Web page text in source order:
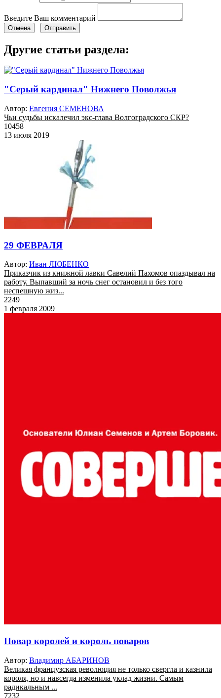
Введите Ваш комментарий
Отмена Отправить
Другие статьи раздела:
"Серый кардинал" Нижнего Поволжья
Автор: Евгения СЕМЕНОВА
Чьи судьбы искалечил экс-глава Волгоградского СКР?
10458
13 июля 2019
29 ФЕВРАЛЯ
Автор: Иван ЛЮБЕНКО
Приказчик из книжной лавки Савелий Пахомов опаздывал на
работу. Выпавший за ночь снег остановил и без того
неспешную жиз...
2249
1 февраля 2009
Повар королей и король поваров
Автор: Владимир АБАРИНОВ
Великая французская революция не только свергла и казнила
короля, но и навсегда изменила уклад жизни. Самым
радикальным ...
7232